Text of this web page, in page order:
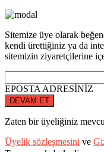
Sitemize üye olarak
kendi ürettiğiniz ya da
sitemizin ziyaretçilerine
EPOSTA ADRESİNİZ
DEVAM ET
Zaten bir üyeliğiniz
Üyelik sözleşmesini ve